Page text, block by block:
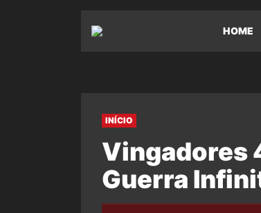
HOME
INÍCIO
Vingadores
Guerra